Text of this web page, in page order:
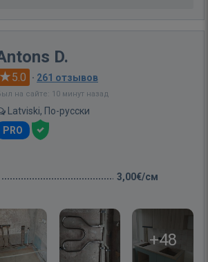
D.
5.0 · 261 отзывов
на сайте: 10 минут назад
Latviski, По-русски
PRO
3,00€/см
+48